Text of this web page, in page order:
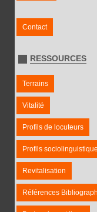
Contact
RESSOURCES
Terrains
Vitalité
Profils de locuteurs
Profils
Revitalisation
Références